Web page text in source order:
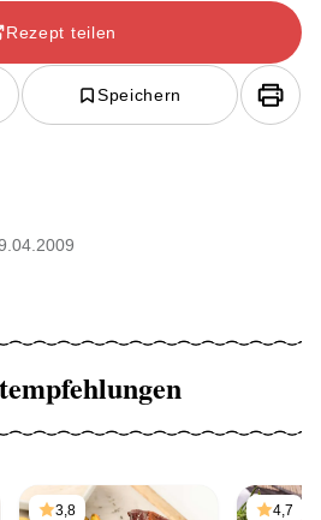
Rezept teilen
Speichern
3,8 4,7